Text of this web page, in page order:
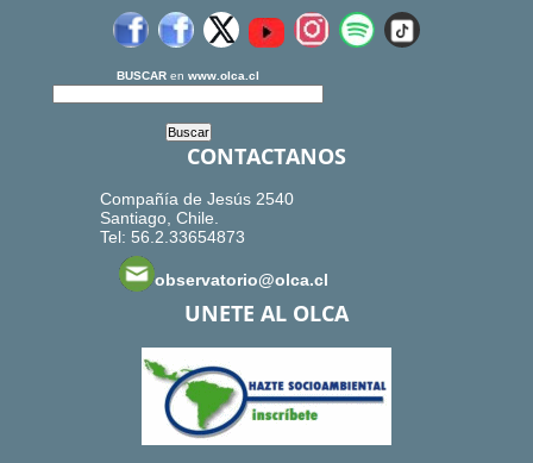
BUSCAR en www.olca.cl
CONTACTANOS
Compañía de Jesús 2540
Santiago, Chile.
Tel: 56.2.33654873
observatorio@olca.cl
UNETE AL OLCA